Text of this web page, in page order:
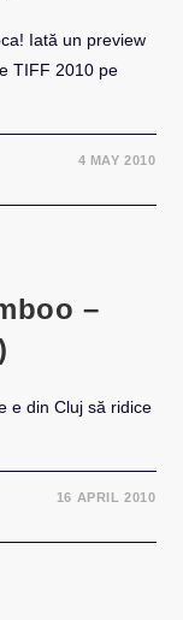
Iată un preview
TIFF 2010 pe
4 MAY 2010
–
e din Cluj să ridice
16 APRIL 2010